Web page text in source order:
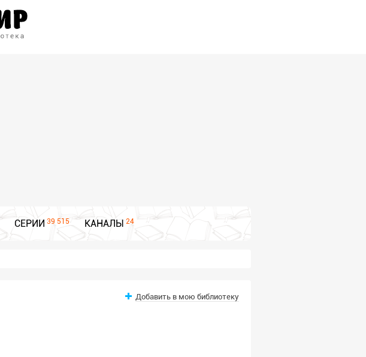
СЕРИИ 39 515 КАНАЛЫ 24
Добавить в мою библиотеку